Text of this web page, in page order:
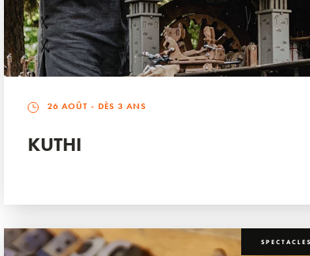
26 AOÛT - DÈS 3 ANS
KUTHI
SPECTACLES